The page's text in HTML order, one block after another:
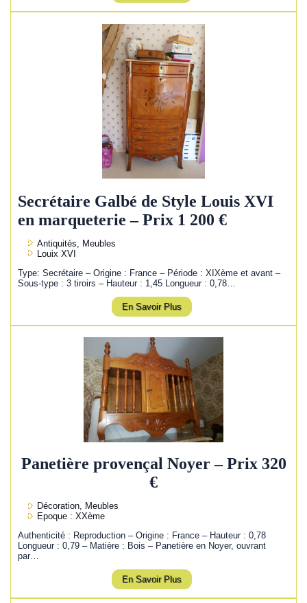
Secrétaire Galbé de Style Louis XVI
en marqueterie – Prix 1 200 €
Antiquités, Meubles
Louix XVI
Type: Secrétaire – Origine : France – Période : XIXème et avant –
Sous-type : 3 tiroirs – Hauteur : 1,45 Longueur : 0,78…
En Savoir Plus
Panetière provençal Noyer – Prix 320
€
Décoration, Meubles
Epoque : XXème
Authenticité : Reproduction – Origine : France – Hauteur : 0,78
Longueur : 0,79 – Matière : Bois – Panetière en Noyer, ouvrant
par…
En Savoir Plus